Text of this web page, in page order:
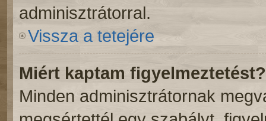
adminisztrátorral.
Vissza a tetejére
Miért kaptam figyelmeztetést?
Minden adminisztrátornak